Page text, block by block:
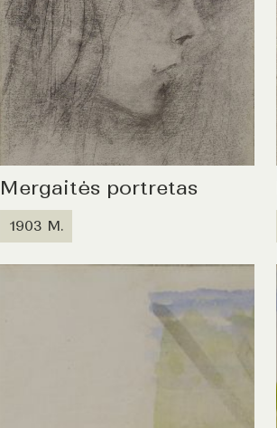
Mergaitės portretas
1903 M.